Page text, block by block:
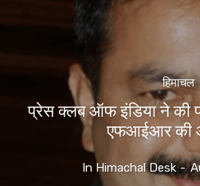
हिमाचल
प्रेस क्लब ऑफ इंडिया ने की
एफआईआर की
In Himachal Desk -